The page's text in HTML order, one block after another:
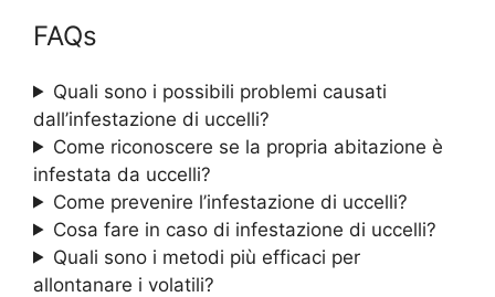
FAQs
Quali sono i possibili problemi causati
dall’infestazione di uccelli?
Come riconoscere se la propria abitazione è
infestata da uccelli?
Come prevenire l’infestazione di uccelli?
Cosa fare in caso di infestazione di uccelli?
Quali sono i metodi più efficaci per
allontanare i volatili?